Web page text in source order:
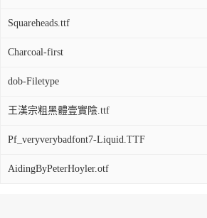
Squareheads.ttf
Charcoal-first
dob-Filetype
王漢宗粗黑體壹實陰.ttf
Pf_veryverybadfont7-Liquid.TTF
AidingByPeterHoyler.otf